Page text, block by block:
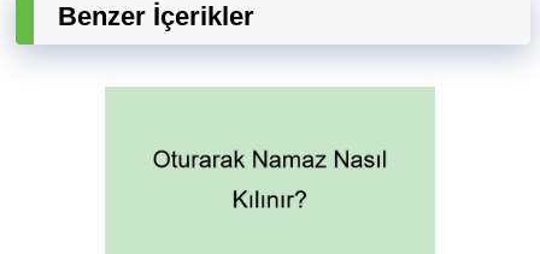
Benzer İçerikler